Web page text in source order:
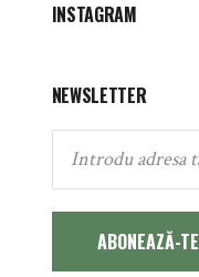
INSTAGRAM
NEWSLETTER
ABONEAZĂ-TE